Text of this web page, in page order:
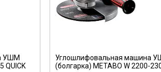
УШМ
QUICK
Углошлифовальная машина
(болгарка) METABO W 2200-